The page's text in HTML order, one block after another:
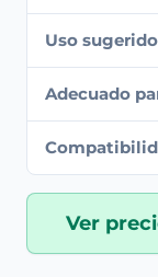
Uso sugerido
Adecuado
Ver